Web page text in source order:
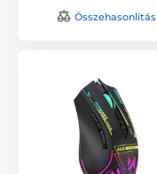
Összehasonlítás